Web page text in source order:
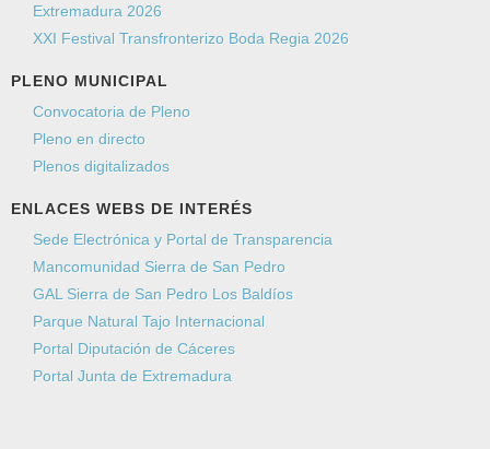
Extremadura 2026
XXI Festival Transfronterizo Boda Regia 2026
PLENO MUNICIPAL
Convocatoria de Pleno
Pleno en directo
Plenos digitalizados
ENLACES WEBS DE INTERÉS
Sede Electrónica y Portal de Transparencia
Mancomunidad Sierra de San Pedro
GAL Sierra de San Pedro Los Baldíos
Parque Natural Tajo Internacional
Portal Diputación de Cáceres
Portal Junta de Extremadura